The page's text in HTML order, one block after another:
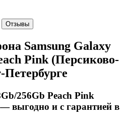
Отзывы
Samsung Galaxy
Pink (Персиково-
256Gb Peach Pink
выгодно и с гарантией в